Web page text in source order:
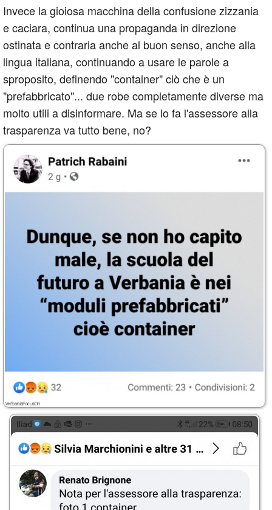
Invece la gioiosa macchina della confusione zizzania
e caciara, continua una propaganda in direzione
ostinata e contraria anche al buon senso, anche alla
lingua italiana, continuando a usare le parole a
sproposito, definendo "container" ciò che è un
"prefabbricato"... due robe completamente diverse ma
molto utili a disinformare. Ma se lo fa l'assessore alla
trasparenza va tutto bene, no?